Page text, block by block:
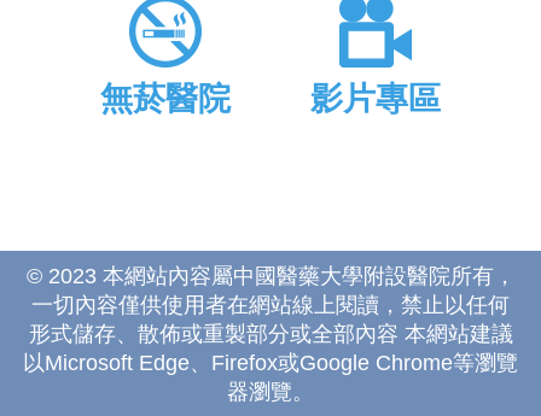
無菸醫院 影片專區
© 2023 本網站內容屬中國醫藥大學附設醫院所有，
一切內容僅供使用者在網站線上閱讀，禁止以任何
形式儲存、散佈或重製部分或全部內容 本網站建議
以Microsoft Edge、Firefox或Google Chrome等瀏覽
器瀏覽。